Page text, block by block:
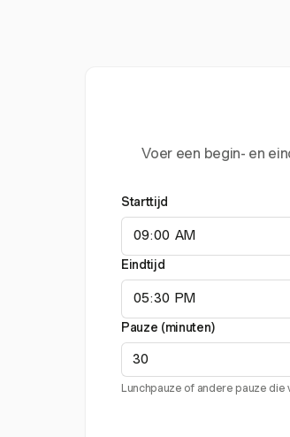
Voer een begin- en
Starttijd
Eindtijd
Pauze (minuten)
Lunchpauze of andere pauze die